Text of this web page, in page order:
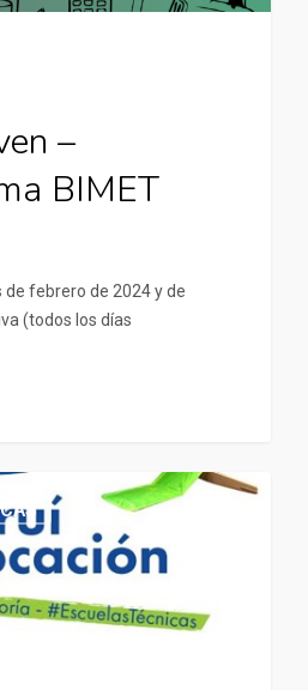
–
BIMET
de febrero de 2024 y de
(todos los días